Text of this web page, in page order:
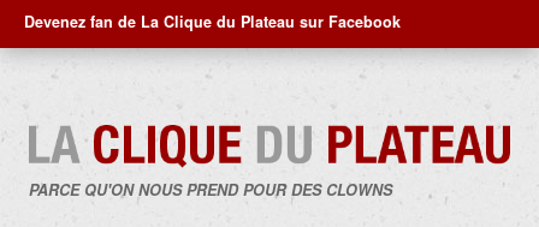
Devenez fan de La Clique du Plateau sur Facebook
PARCE QU'ON NOUS PREND POUR DES CLOWNS